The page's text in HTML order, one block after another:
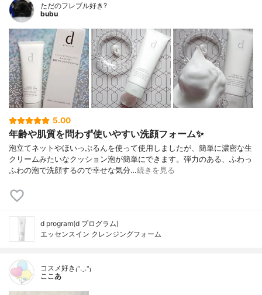
ただのフレブル好き?
bubu
5.00
年齢や肌質を問わず使いやすい洗顔フォーム✨
泡立てネットやほいっぷるんを使って使用しましたが、簡単に濃密な生
クリームみたいなクッション泡が簡単にできます。弾力のある、ふわっ
ふわの泡で洗顔するので幸せな気分…続きを見る
d program(d プログラム)
エッセンスイン クレンジングフォーム
コスメ好き₍ᐢ.ˬ.ᐢ₎
ここあ